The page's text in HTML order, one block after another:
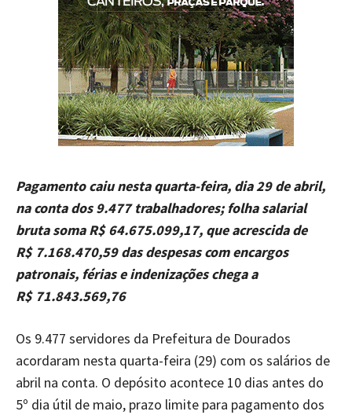
Pagamento caiu nesta quarta-feira, dia 29 de abril,
na conta dos 9.477 trabalhadores; folha salarial
bruta soma R$ 64.675.099,17, que acrescida de
R$ 7.168.470,59 das despesas com encargos
patronais, férias e indenizações chega a
R$ 71.843.569,76
Os 9.477 servidores da Prefeitura de Dourados
acordaram nesta quarta-feira (29) com os salários de
abril na conta. O depósito acontece 10 dias antes do
5º dia útil de maio, prazo limite para pagamento dos